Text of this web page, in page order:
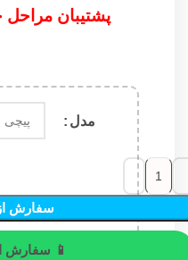
پشتیبان مراحل
مدل
سفارش
📱 سفارش